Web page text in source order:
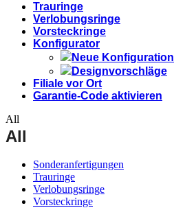
Trauringe
Verlobungsringe
Vorsteckringe
Konfigurator
Neue Konfiguration
Designvorschläge
Filiale vor Ort
Garantie-Code aktivieren
All
All
Sonderanfertigungen
Trauringe
Verlobungsringe
Vorsteckringe